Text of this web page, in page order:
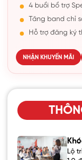
4 buổi bổ trợ
Tăng band chỉ
Hỗ trợ đăng ký
NHẬN KHUYẾN MÃI
Lộ